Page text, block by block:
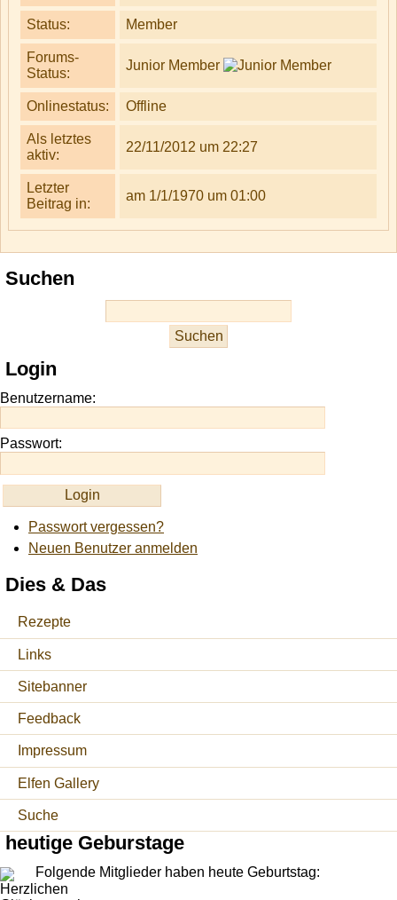
Status: Member
Forums-
Status:
Junior Member
Onlinestatus: Offline
Als letztes
aktiv:
22/11/2012 um 22:27
Letzter
Beitrag in:
am 1/1/1970 um 01:00
Suchen
Login
Benutzername:
Passwort:
Passwort vergessen?
Neuen Benutzer anmelden
Dies & Das
Rezepte
Links
Sitebanner
Feedback
Impressum
Elfen Gallery
Suche
heutige Geburstage
Folgende Mitglieder haben heute Geburtstag: